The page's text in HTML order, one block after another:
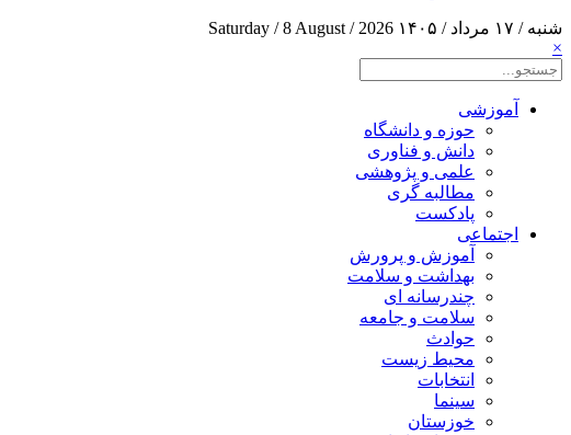
شنبه / ۱۷ مرداد / ۱۴۰۵
Saturday / 8 August / 2026
×
آموزشی
حوزه و دانشگاه
دانش و فناوری
علمی و پژوهشی
مطالبه گری
پادکست
اجتماعی
آموزش و پرورش
بهداشت و سلامت
چندرسانه ای
سلامت و جامعه
حوادث
محیط زیست
انتخابات
سینما
خوزستان